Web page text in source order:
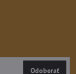
Odoberať